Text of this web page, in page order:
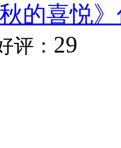
秋的喜悦
评： 29